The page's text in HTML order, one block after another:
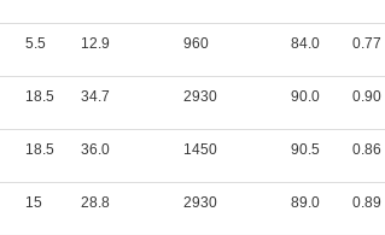
5.5 12.9 960 84.0 0.77
18.5 34.7 2930 90.0 0.90
18.5 36.0 1450 90.5 0.86
15 28.8 2930 89.0 0.89